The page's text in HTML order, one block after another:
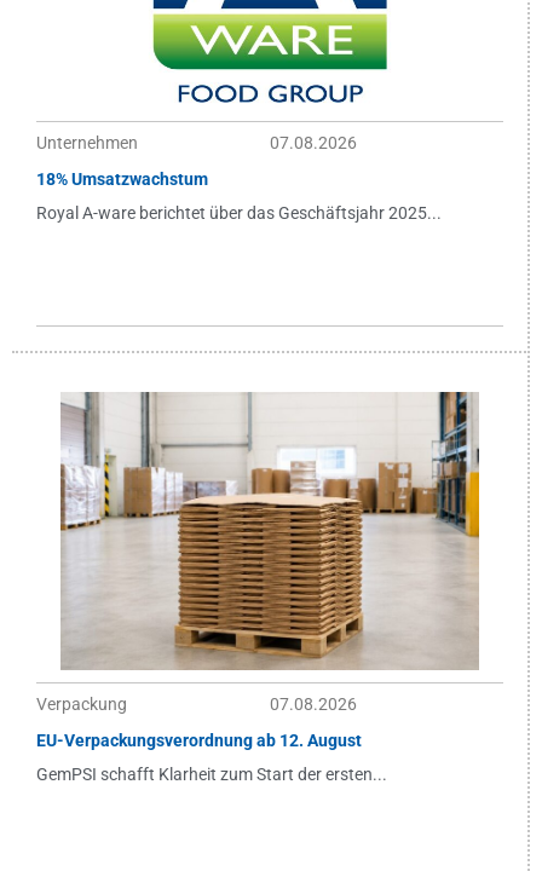
Unternehmen
07.08.2026
18% Umsatzwachstum
Royal A-ware berichtet über das Geschäftsjahr 2025...
Verpackung
07.08.2026
EU-Verpackungsverordnung ab 12. August
GemPSI schafft Klarheit zum Start der ersten...